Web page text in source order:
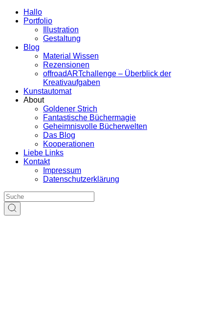
Hallo
Portfolio
Illustration
Gestaltung
Blog
Material Wissen
Rezensionen
offroadARTchallenge – Überblick der
Kreativaufgaben
Kunstautomat
About
Goldener Strich
Fantastische Büchermagie
Geheimnisvolle Bücherwelten
Das Blog
Kooperationen
Liebe Links
Kontakt
Impressum
Datenschutzerklärung